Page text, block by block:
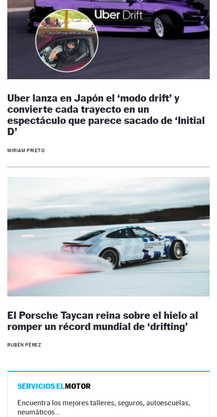
Uber lanza en Japón el ‘modo drift’ y
convierte cada trayecto en un
espectáculo que parece sacado de ‘Initial
D’
MIRIAM PRIETO
El Porsche Taycan reina sobre el hielo al
romper un récord mundial de ‘drifting’
RUBÉN PÉREZ
SERVICIOS ELMOTOR
Encuentra los mejores talleres, seguros, autoescuelas,
neumáticos…